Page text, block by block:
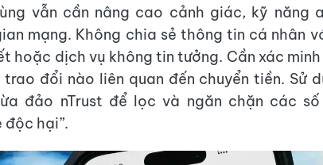
vẫn cần nâng cao cảnh giác, kỹ năng
mạng. Không chia sẻ thông tin cá nhân
hoặc dịch vụ không tin tưởng. Cần xác
đổi nào liên quan đến chuyển tiền. Sử
đảo nTrust để lọc và ngăn chặn các
hại”.